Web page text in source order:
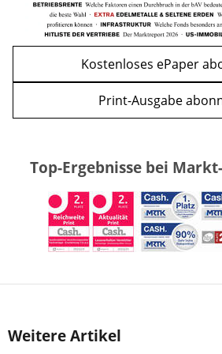
Kostenloses ePaper
Print-Ausgabe
Top-Ergebnisse bei
Weitere Artikel